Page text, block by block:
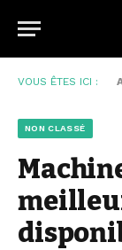
VOUS ÊTES ICI :
NON CLASSÉ